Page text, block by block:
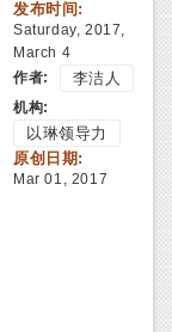
发布时间:
Saturday, 2017,
March 4
作者:
李洁人
机构:
以琳领导力
原创日期:
Mar 01, 2017